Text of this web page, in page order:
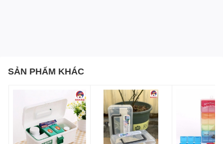
thiết, đặc biệt khi khẩu trang bị bẩn
Khẩu trang chỉ dùng một lần, không nên giặt để tái sử
dụng.
Bảo quản khẩu trang ở nơi khô ráo, thoáng mát,
SẢN PHẨM KHÁC